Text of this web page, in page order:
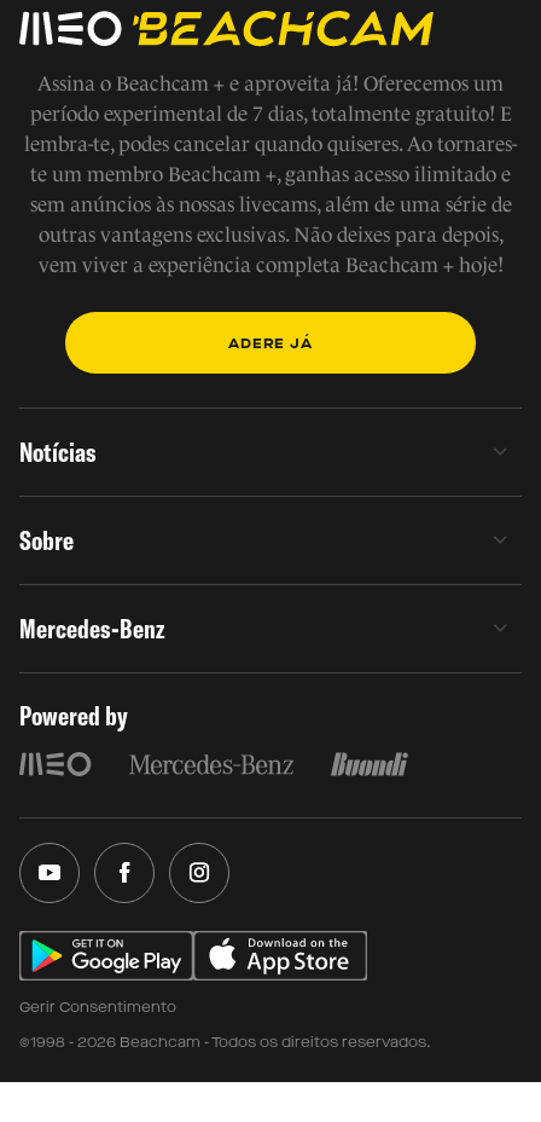
Assina o Beachcam + e aproveita já! Oferecemos um
período experimental de 7 dias, totalmente gratuito! E
lembra-te, podes cancelar quando quiseres. Ao tornares-
te um membro Beachcam +, ganhas acesso ilimitado e
sem anúncios às nossas livecams, além de uma série de
outras vantagens exclusivas. Não deixes para depois,
vem viver a experiência completa Beachcam + hoje!
ADERE JÁ
Notícias
Sobre
Mercedes-Benz
Powered by
Gerir Consentimento
©1998 - 2026 Beachcam - Todos os direitos reservados.